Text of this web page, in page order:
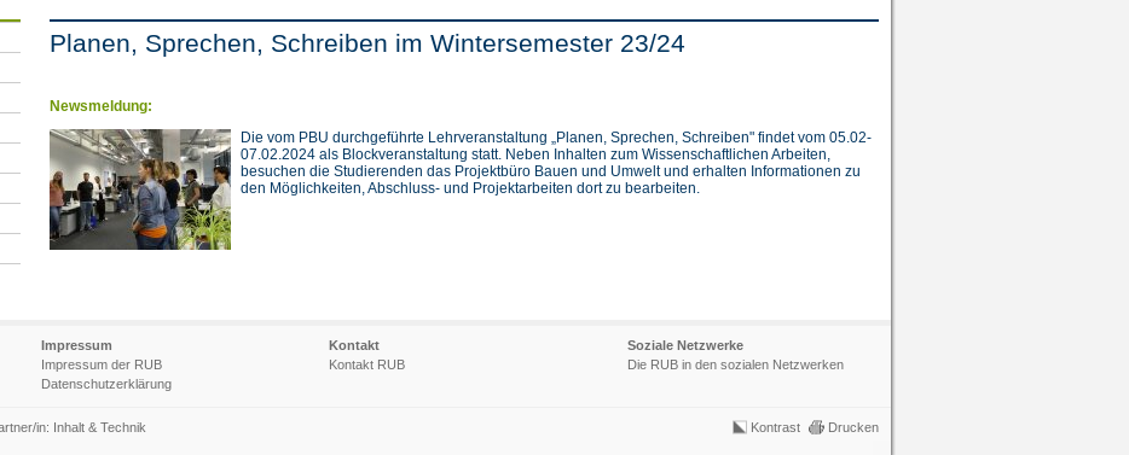
Planen, Sprechen, Schreiben im Wintersemester 23/24
Newsmeldung:
Die vom PBU durchgeführte Lehrveranstaltung „Planen, Sprechen, Schreiben" findet vom 05.02-
07.02.2024 als Blockveranstaltung statt. Neben Inhalten zum Wissenschaftlichen Arbeiten,
besuchen die Studierenden das Projektbüro Bauen und Umwelt und erhalten Informationen zu
den Möglichkeiten, Abschluss- und Projektarbeiten dort zu bearbeiten.
Impressum
Impressum der RUB
Datenschutzerklärung
Kontakt
Kontakt RUB
Soziale Netzwerke
Die RUB in den sozialen Netzwerken
in: Inhalt& Technik Kontrast Drucken